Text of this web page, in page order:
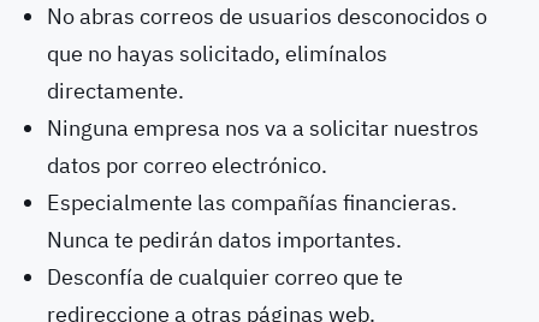
No abras correos de usuarios desconocidos o
que no hayas solicitado, elimínalos
directamente.
Ninguna empresa nos va a solicitar nuestros
datos por correo electrónico.
Especialmente las compañías financieras.
Nunca te pedirán datos importantes.
Desconfía de cualquier correo que te
redireccione a otras páginas web.